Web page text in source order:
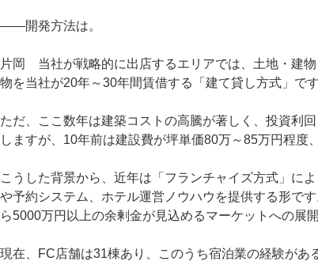
――開発方法は。
片岡 当社が戦略的に出店するエリアでは、土地・建
物を当社が20年～30年間賃借する「建て貸し方式」です
ただ、ここ数年は建築コストの高騰が著しく、投資利
しますが、10年前は建設費が坪単価80万～85万円程度
こうした背景から、近年は「フランチャイズ方式」に
や予約システム、ホテル運営ノウハウを提供する形で
ら5000万円以上の余剰金が見込めるマーケットへの展
現在、FC店舗は31棟あり、このうち宿泊業の経験が